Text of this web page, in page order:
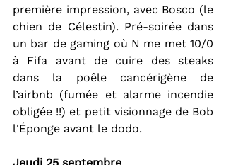
première impression, avec Bosco (le
chien de Célestin). Pré-soirée dans
un bar de gaming où N me met 10/0
à Fifa avant de cuire des steaks
dans la poêle cancérigène de
l’airbnb (fumée et alarme incendie
obligée !!) et petit visionnage de Bob
l'Éponge avant le dodo.